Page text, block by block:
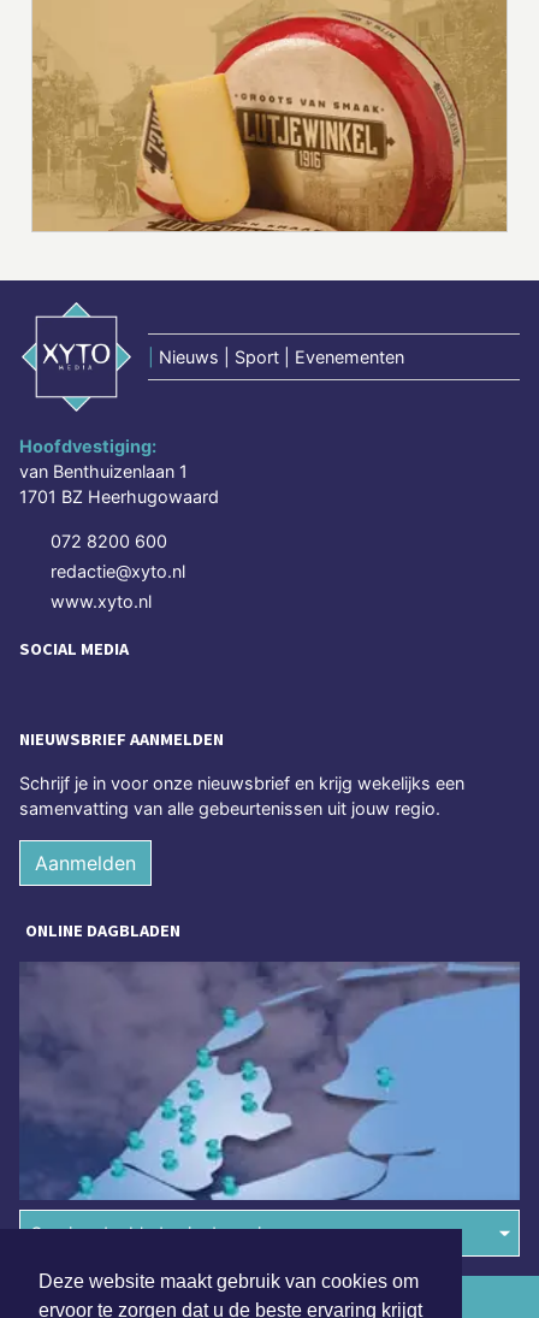
Deze website maakt gebruik van cookies om
ervoor te zorgen dat u de beste ervaring krijgt
Nieuws | Sport | Evenementen
Hoofdvestiging:
van Benthuizenlaan 1
1701 BZ Heerhugowaard
072 8200 600
redactie@xyto.nl
www.xyto.nl
SOCIAL MEDIA
NIEUWSBRIEF AANMELDEN
Schrijf je in voor onze nieuwsbrief en krijg wekelijks een
samenvatting van alle gebeurtenissen uit jouw regio.
Aanmelden
ONLINE DAGBLADEN
Overige dagbladen in de regio
Algemene voorwaarden